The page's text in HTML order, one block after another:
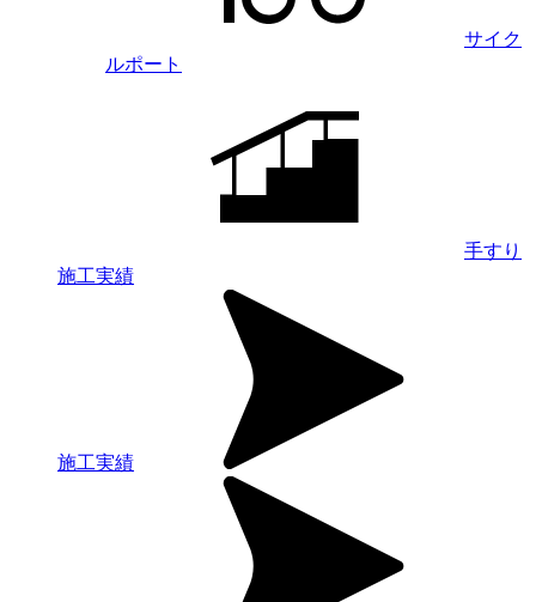
サイク
ルポート
手すり
施工実績
施工実績